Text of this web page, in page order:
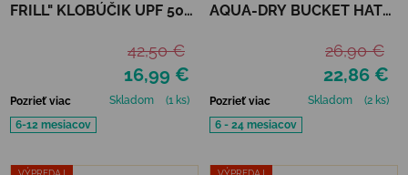
FRILL" KLOBÚČIK UPF 50+
16,99 €
42,50 €
Pozrieť viac Skladom
(1 ks)
6-12 mesiacov
AQUA-DRY BUCKET HAT
22,86 €
26,90 €
Pozrieť viac Skladom
(2 ks)
6 - 24 mesiacov